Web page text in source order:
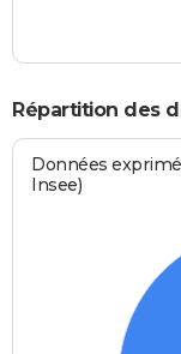
Répartition des
Données
Insee)